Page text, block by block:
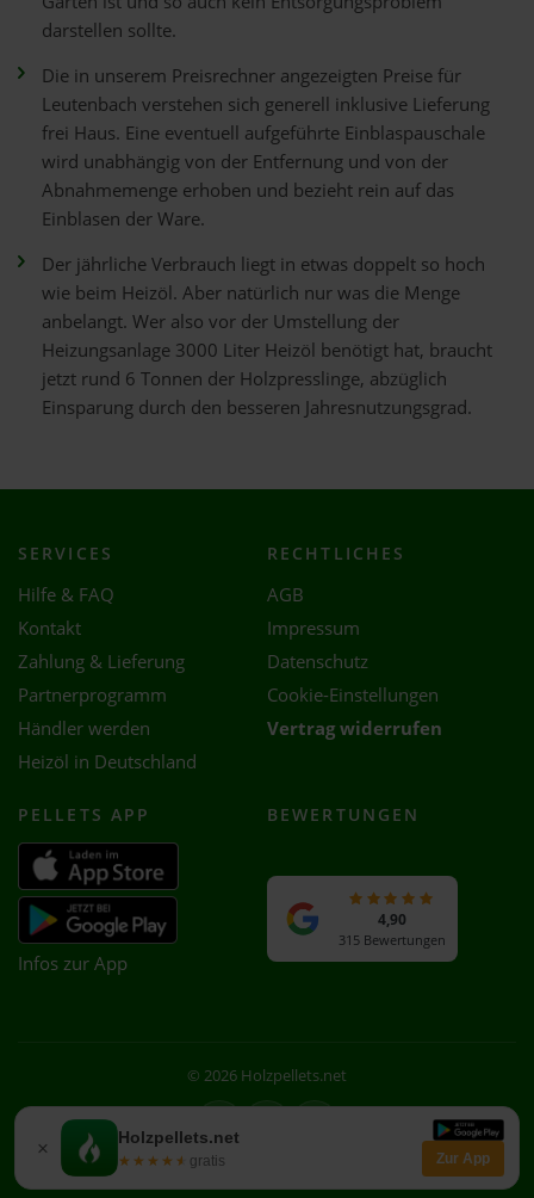
darstellen sollte.
Die in unserem Preisrechner angezeigten Preise für
Leutenbach verstehen sich generell inklusive Lieferung
frei Haus. Eine eventuell aufgeführte Einblaspauschale
wird unabhängig von der Entfernung und von der
Abnahmemenge erhoben und bezieht rein auf das
Einblasen der Ware.
Der jährliche Verbrauch liegt in etwas doppelt so hoch
wie beim Heizöl. Aber natürlich nur was die Menge
anbelangt. Wer also vor der Umstellung der
Heizungsanlage 3000 Liter Heizöl benötigt hat, braucht
jetzt rund 6 Tonnen der Holzpresslinge, abzüglich
Einsparung durch den besseren Jahresnutzungsgrad.
× Holzpellets.net
★★★★★
★★★★★ gratis Zur App
SERVICES
Hilfe & FAQ
Kontakt
Zahlung & Lieferung
Partnerprogramm
Händler werden
Heizöl in Deutschland
RECHTLICHES
AGB
Impressum
Datenschutz
Cookie-Einstellungen
Vertrag widerrufen
PELLETS APP
Infos zur App
BEWERTUNGEN
4,90
315 Bewertungen
© 2026 Holzpellets.net
Facebook